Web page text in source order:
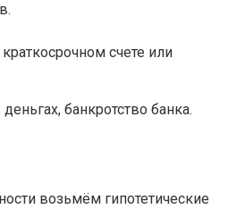
счете или
банкротство банка.
возьмём гипотетические